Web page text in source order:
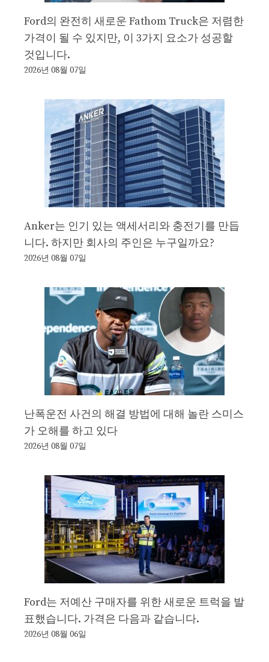
Ford의 완전히 새로운 Fathom Truck은 저렴한
가격이 될 수 있지만, 이 3가지 요소가 성공할
것입니다.
2026년 08월 07일
Anker는 인기 있는 액세서리와 충전기를 만듭
니다. 하지만 회사의 주인은 누구일까요?
2026년 08월 07일
난폭운전 사건의 해결 방법에 대해 놀란 스미스
가 오해를 하고 있다
2026년 08월 07일
Ford는 저예산 구매자를 위한 새로운 트럭을 발
표했습니다. 가격은 다음과 같습니다.
2026년 08월 06일